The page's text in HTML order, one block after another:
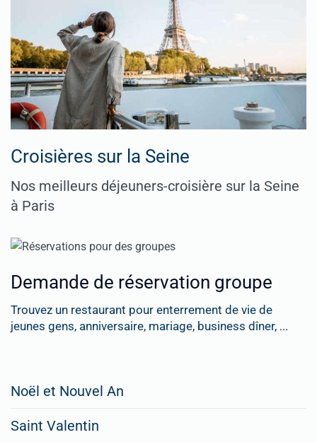
Croisières sur la Seine
Nos meilleurs déjeuners-croisière sur la Seine
à Paris
Demande de réservation groupe
Trouvez un restaurant pour enterrement de vie de
jeunes gens, anniversaire, mariage, business dîner, ...
Noël et Nouvel An
Saint Valentin